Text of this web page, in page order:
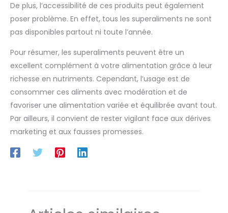
De plus, l’accessibilité de ces produits peut également
poser problème. En effet, tous les superaliments ne sont
pas disponibles partout ni toute l’année.
Pour résumer, les superaliments peuvent être un
excellent complément à votre alimentation grâce à leur
richesse en nutriments. Cependant, l’usage est de
consommer ces aliments avec modération et de
favoriser une alimentation variée et équilibrée avant tout.
Par ailleurs, il convient de rester vigilant face aux dérives
marketing et aux fausses promesses.